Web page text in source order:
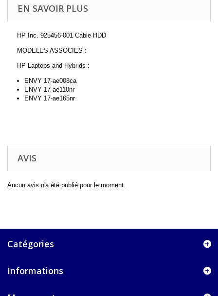
EN SAVOIR PLUS
HP Inc. 925456-001 Cable HDD
MODELES ASSOCIES :
HP Laptops and Hybrids :
ENVY 17-ae008ca
ENVY 17-ae110nr
ENVY 17-ae165nr
AVIS
Aucun avis n'a été publié pour le moment.
Catégories
Informations